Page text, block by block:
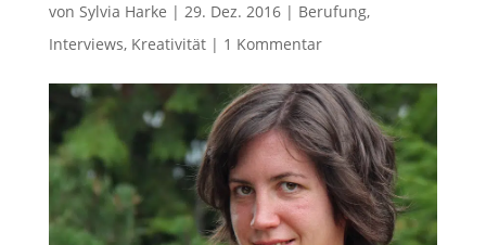
von Sylvia Harke | 29. Dez. 2016| Berufung,
Interviews, Kreativität| 1 Kommentar